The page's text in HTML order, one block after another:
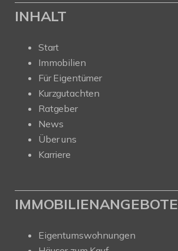
INHALT
Start
Immobilien
Für Eigentümer
Kurzgutachten
Ratgeber
News
Über uns
Karriere
IMMOBILIENANGEBOTE
Eigentumswohnungen